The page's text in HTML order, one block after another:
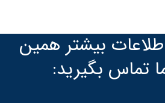
بیشتر همین
تماس بگیرید: